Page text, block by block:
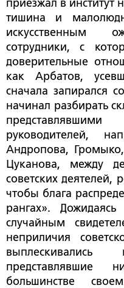
приезжал в институт
тишина и
искусственным
сотрудники, с
доверительные
как Арбатов,
сначала запирался
начинал разбирать
руководителей,
Андропова,
Цуканова, между
советских деятелей,
чтобы блага
рангах».
случайным
неприличия
большинстве